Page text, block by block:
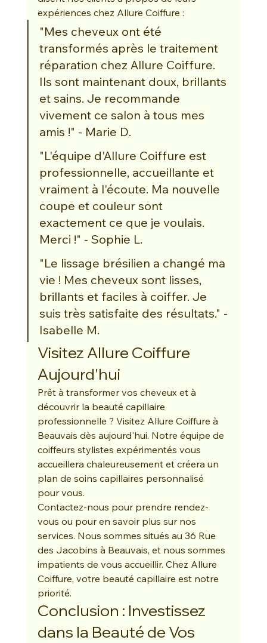
expériences chez Allure Coiffure :
"Mes cheveux ont été
transformés après le traitement
réparation chez Allure Coiffure.
Ils sont maintenant doux, brillants
et sains. Je recommande
vivement ce salon à tous mes
amis !" - Marie D.
"L'équipe d'Allure Coiffure est
professionnelle, accueillante et
vraiment à l'écoute. Ma nouvelle
coupe et couleur sont
exactement ce que je voulais.
Merci !" - Sophie L.
"Le lissage brésilien a changé ma
vie ! Mes cheveux sont lisses,
brillants et faciles à coiffer. Je
suis très satisfaite des résultats." -
Isabelle M.
Visitez Allure Coiffure
Aujourd'hui
Prêt à transformer vos cheveux et à
découvrir la beauté capillaire
professionnelle ? Visitez Allure Coiffure à
Beauvais dès aujourd'hui. Notre équipe de
coiffeurs stylistes expérimentés vous
accueillera chaleureusement et créera un
plan de soins capillaires personnalisé
pour vous.
Contactez-nous pour prendre rendez-
vous ou pour en savoir plus sur nos
services. Nous sommes situés au 36 Rue
des Jacobins à Beauvais, et nous sommes
impatients de vous accueillir. Chez Allure
Coiffure, votre beauté capillaire est notre
priorité.
Conclusion : Investissez
dans la Beauté de Vos